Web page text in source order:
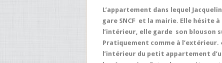
L’appartement dans lequel
gare SNCF et la mairie. Elle hésite
l’intérieur, elle garde son blouson
Pratiquement comme à
l’intérieur du petit appartement